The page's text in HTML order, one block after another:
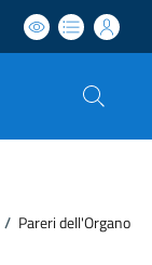
/ Pareri dell'Organo